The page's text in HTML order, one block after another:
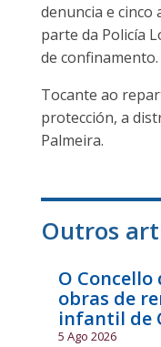
denuncia e
parte da Policía
de confinamento.
Tocante ao
protección, a
Palmeira.
Outros
O
obras de
infantil de
5 Ago 2026